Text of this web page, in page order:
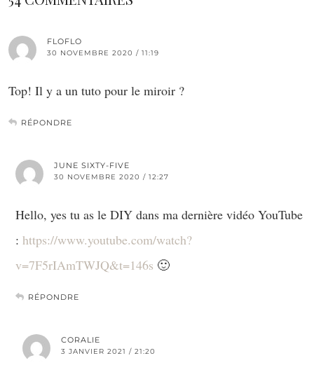
FLOFLO
30 NOVEMBRE 2020 / 11:19
Top! Il y a un tuto pour le miroir ?
RÉPONDRE
JUNE SIXTY-FIVE
30 NOVEMBRE 2020 / 12:27
Hello, yes tu as le DIY dans ma dernière vidéo YouTube
: https://www.youtube.com/watch?
v=7F5rIAmTWJQ&t=146s 🙂
RÉPONDRE
CORALIE
3 JANVIER 2021 / 21:20